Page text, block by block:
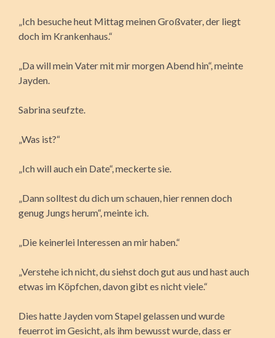
„Ich besuche heut Mittag meinen Großvater, der liegt
doch im Krankenhaus.“
„Da will mein Vater mit mir morgen Abend hin“, meinte
Jayden.
Sabrina seufzte.
„Was ist?“
„Ich will auch ein Date“, meckerte sie.
„Dann solltest du dich um schauen, hier rennen doch
genug Jungs herum“, meinte ich.
„Die keinerlei Interessen an mir haben.“
„Verstehe ich nicht, du siehst doch gut aus und hast auch
etwas im Köpfchen, davon gibt es nicht viele.“
Dies hatte Jayden vom Stapel gelassen und wurde
feuerrot im Gesicht, als ihm bewusst wurde, dass er